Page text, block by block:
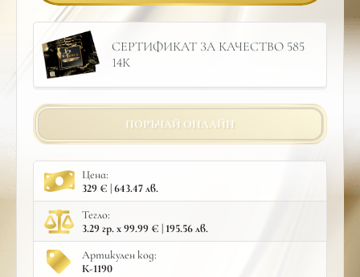
СЕРТИФИКАТ ЗА КАЧЕСТВО 585
14К
ПОРЪЧАЙ ОНЛАЙН
Цена:
329 € | 643.47 лв.
Тегло:
3.29 гр. x 99.99 € | 195.56 лв.
Артикулен код:
К-1190